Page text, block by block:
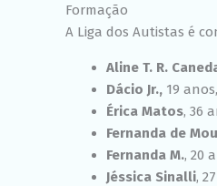
Formação
A Liga dos Autistas é
Aline T. R.
Dácio Jr., 19
Érica Matos, 36
Fernanda de
Fernanda M., 20
Jéssica Sinalli,